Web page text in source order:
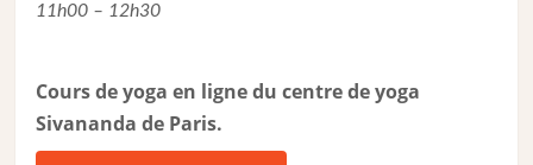
11h00 – 12h30
Cours de yoga en ligne du centre de yoga
Sivananda de Paris.